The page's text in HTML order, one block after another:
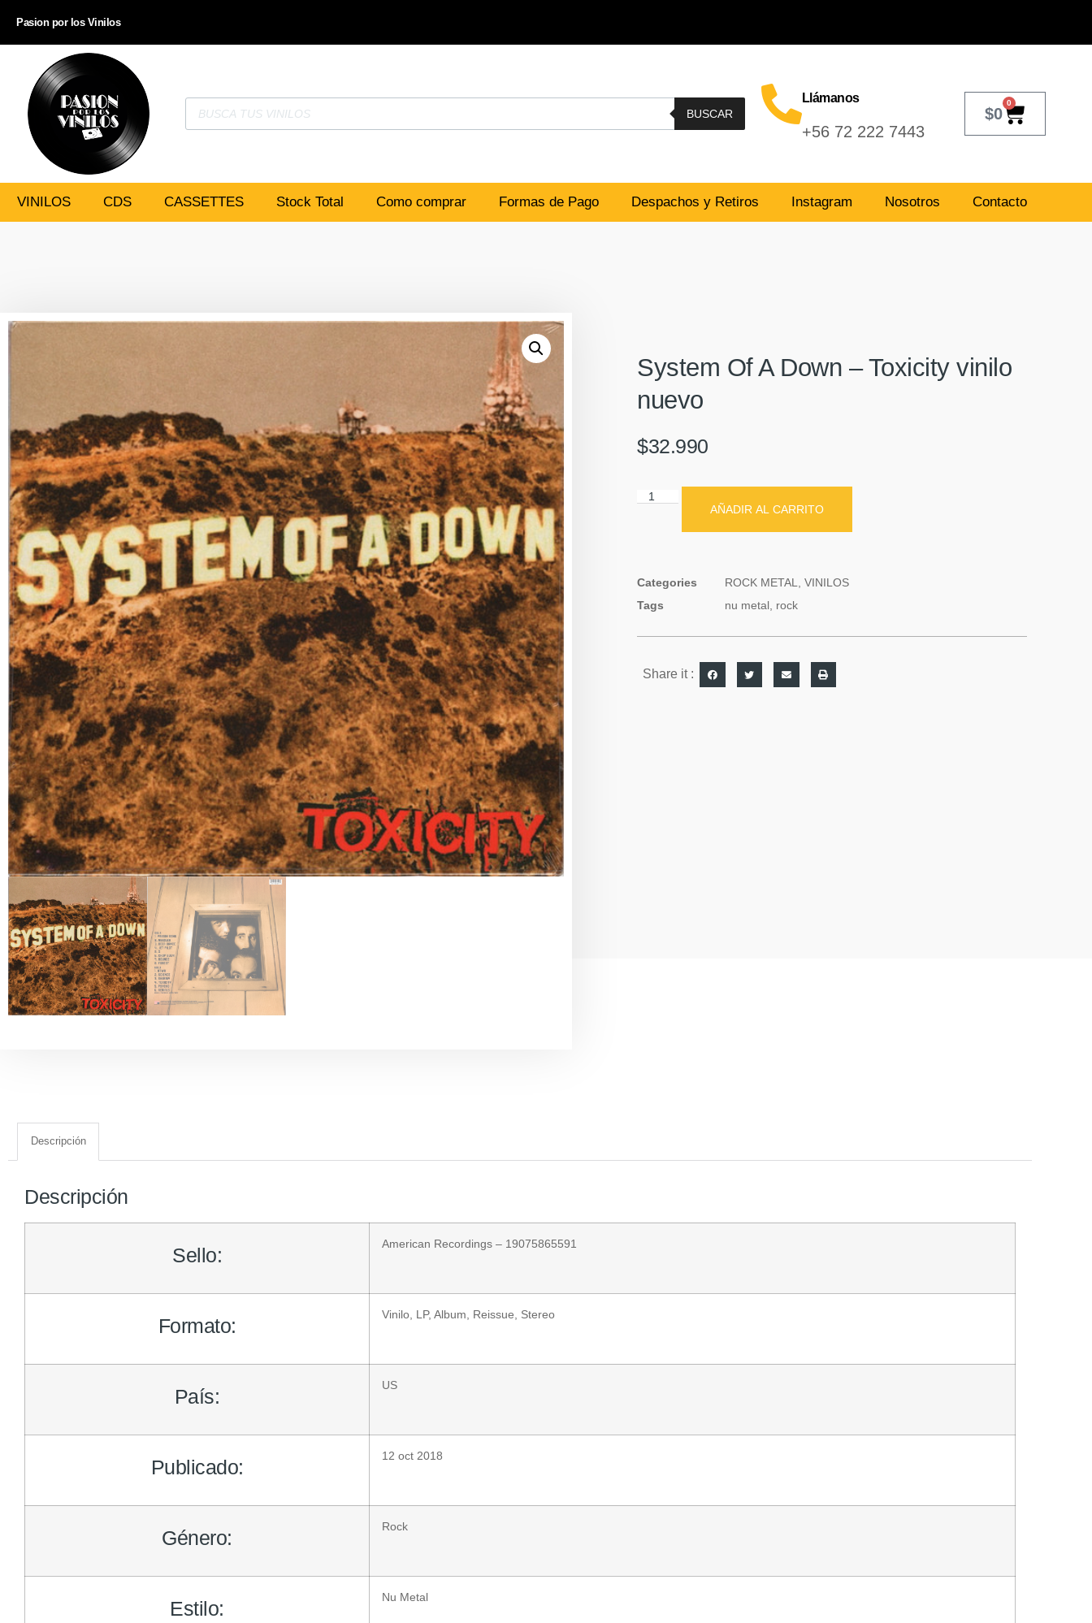
Pasion por los Vinilos
BUSCAR
Llámanos
+56 72 222 7443
$0
0
VINILOS CDS CASSETTES Stock Total Como comprar Formas de Pago Despachos y Retiros Instagram Nosotros Contacto
System Of A Down – Toxicity vinilo
nuevo
$32.990
AÑADIR AL CARRITO
Categories ROCK METAL, VINILOS
Tags
nu metal, rock
Share it :
Descripción
Descripción
Sello: American Recordings – 19075865591
Formato: Vinilo , LP, Album, Reissue, Stereo
País: US
Publicado: 12 oct 2018
Género: Rock
Estilo: Nu Metal